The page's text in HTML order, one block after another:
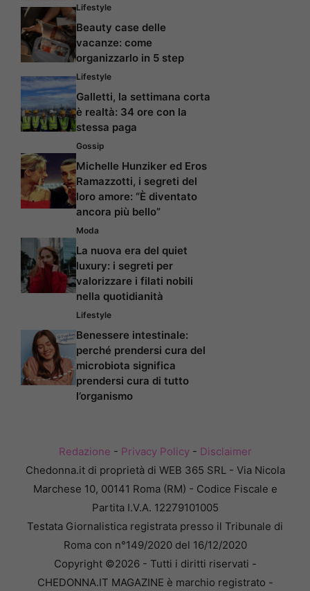
Lifestyle
Beauty case delle
vacanze: come
organizzarlo in 5 step
Lifestyle
Galletti, la settimana corta
è realtà: 34 ore con la
stessa paga
Gossip
Michelle Hunziker ed Eros
Ramazzotti, i segreti del
loro amore: “È diventato
ancora più bello”
Moda
La nuova era del quiet
luxury: i segreti per
valorizzare i filati nobili
nella quotidianità
Lifestyle
Benessere intestinale:
perché prendersi cura del
microbiota significa
prendersi cura di tutto
l’organismo
Redazione - Privacy Policy- Disclaimer
Chedonna.it di proprietà di WEB 365 SRL - Via Nicola
Marchese 10, 00141 Roma (RM) - Codice Fiscale e
Partita I.V.A. 12279101005
Testata Giornalistica registrata presso il Tribunale di
Roma con n°149/2020 del 16/12/2020
Copyright ©2026 - Tutti i diritti riservati -
CHEDONNA.IT MAGAZINE è marchio registrato -